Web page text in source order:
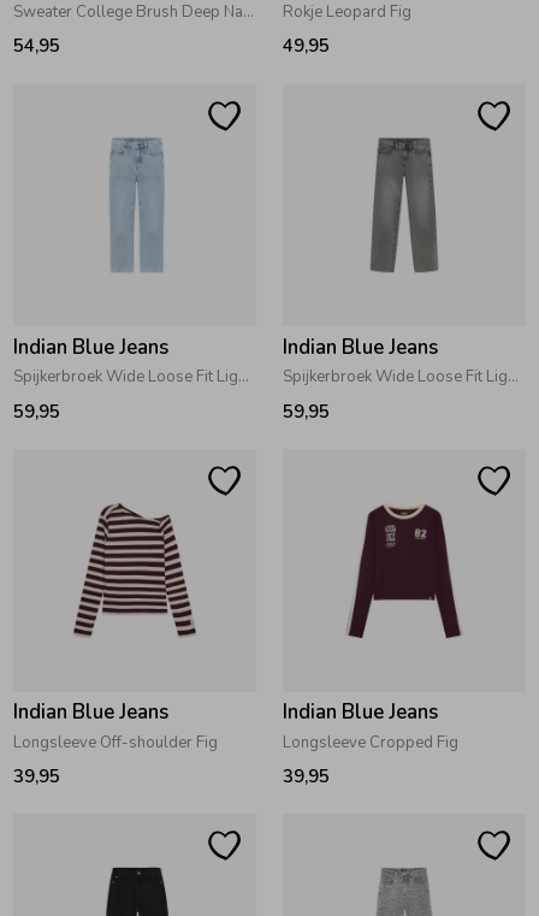
Sweater College Brush Deep Navy
54,95
Rokje Leopard Fig
49,95
Indian Blue Jeans
Spijkerbroek Wide Loose Fit Light Denim Blue
59,95
Indian Blue Jeans
Spijkerbroek Wide Loose Fit Light Grey Denim
59,95
Indian Blue Jeans
Longsleeve Off-shoulder Fig
39,95
Indian Blue Jeans
Longsleeve Cropped Fig
39,95